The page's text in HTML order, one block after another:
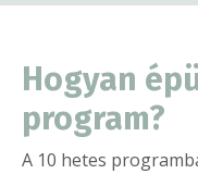
Hogyan
program?
A 10 hetes